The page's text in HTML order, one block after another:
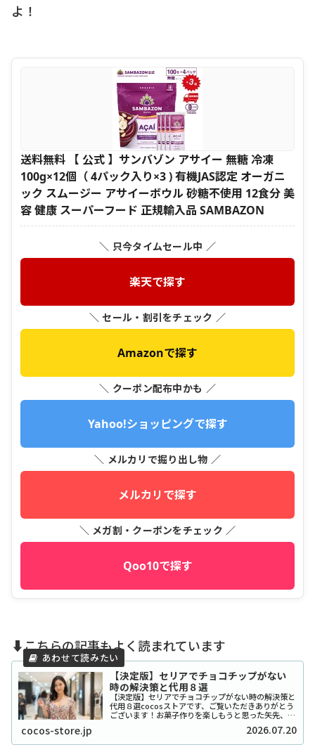
よ！
送料無料 【 公式 】サンバゾン アサイー 無糖 冷凍
100g×12個（ 4パック入り×3 ) 有機JAS認定 オーガニ
ック スムージー アサイーボウル 砂糖不使用 12食分 美
容 健康 スーパーフード 正規輸入品 SAMBAZON
＼ 只今タイムセール中 ／
楽天で探す
＼ セール・割引をチェック ／
Amazonで探す
＼ クーポン配布中かも ／
Yahoo!ショッピングで探す
＼ メルカリで掘り出し物 ／
メルカリで探す
＼ メガ割・クーポンをチェック ／
Qoo10で探す
⬇️こちらの記事もよく読まれています
【決定版】セリアでチョコチップがない
時の解決策と代用８選
【決定版】セリアでチョコチップがない時の解決策と
代用８選cocosストアです、ご覧いただきありがとう
ございます！お菓子作りを楽しもうと思った矢先、セ
リアでチョコチップが「ない！」と困ったことはあり
ませんか？実は私も、クッキーを焼こうとした日...
cocos-store.jp 2026.07.20